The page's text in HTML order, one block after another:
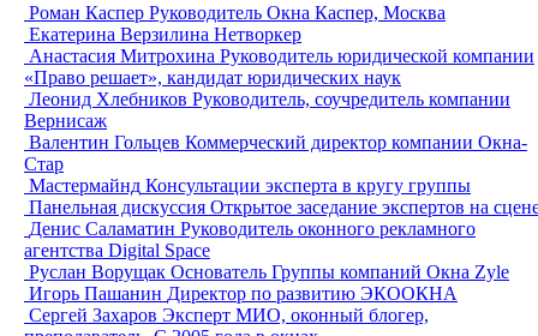
Роман Каспер Руководитель Окна Каспер, Москва
Екатерина Верзилина Нетворкер
Анастасия Митрохина Руководитель юридической компании
«Право решает», кандидат юридических наук
Леонид Хлебников Руководитель, соучредитель компании
Вернисаж
Валентин Гольцев Коммерческий директор компании Окна-
Стар
Мастермайнд Консультации эксперта в кругу группы
Панельная дискуссия Открытое заседание экспертов на
Денис Саламатин Руководитель оконного рекламного
агентства Digital Space
Руслан Ворущак Основатель Группы компаний Окна Zyle
Игорь Пашанин Директор по развитию ЭКООКНА
Сергей Захаров Эксперт МИО, оконный блогер,